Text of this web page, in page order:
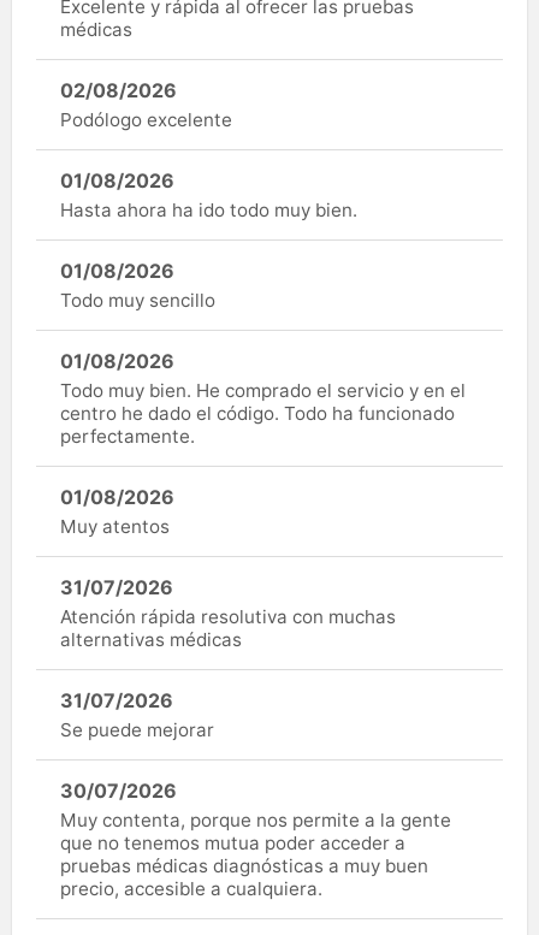
Excelente y rápida al ofrecer las pruebas
médicas
02/08/2026
Podólogo excelente
01/08/2026
Hasta ahora ha ido todo muy bien.
01/08/2026
Todo muy sencillo
01/08/2026
Todo muy bien. He comprado el servicio y en el
centro he dado el código. Todo ha funcionado
perfectamente.
01/08/2026
Muy atentos
31/07/2026
Atención rápida resolutiva con muchas
alternativas médicas
31/07/2026
Se puede mejorar
30/07/2026
Muy contenta, porque nos permite a la gente
que no tenemos mutua poder acceder a
pruebas médicas diagnósticas a muy buen
precio, accesible a cualquiera.